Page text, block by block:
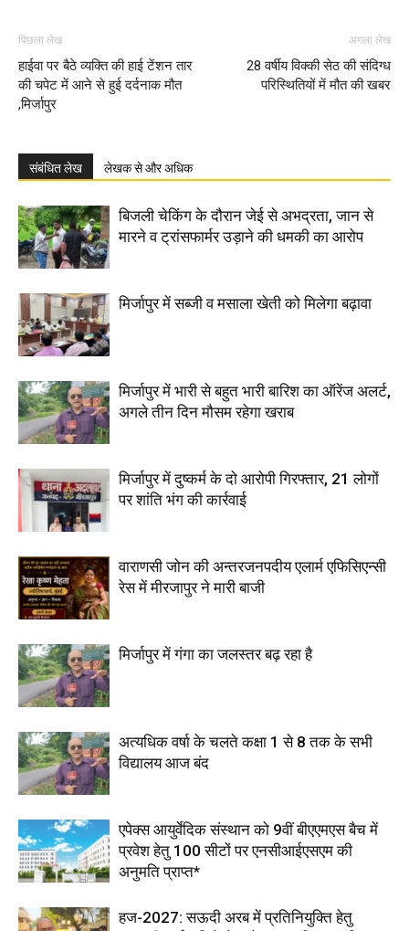
पिछला लेख
हाईवा पर बैठे व्यक्ति की हाई टेंशन तार
की चपेट में आने से हुई दर्दनाक मौत
,मिर्जापुर
अगला लेख
28 वर्षीय विक्की सेठ की संदिग्ध
परिस्थितियों में मौत की खबर
संबंधित लेख लेखक से और अधिक
बिजली चेकिंग के दौरान जेई से अभद्रता, जान से
मारने व ट्रांसफार्मर उड़ाने की धमकी का आरोप
मिर्जापुर में सब्जी व मसाला खेती को मिलेगा बढ़ावा
मिर्जापुर में भारी से बहुत भारी बारिश का ऑरेंज अलर्ट,
अगले तीन दिन मौसम रहेगा खराब
मिर्जापुर में दुष्कर्म के दो आरोपी गिरफ्तार, 21 लोगों
पर शांति भंग की कार्रवाई
वाराणसी जोन की अन्तरजनपदीय एलार्म एफिसिएन्सी
रेस में मीरजापुर ने मारी बाजी
मिर्जापुर में गंगा का जलस्तर बढ़ रहा है
अत्यधिक वर्षा के चलते कक्षा 1 से 8 तक के सभी
विद्यालय आज बंद
एपेक्स आयुर्वेदिक संस्थान को 9वीं बीएएमएस बैच में
प्रवेश हेतु 100 सीटों पर एनसीआईएसएम की
अनुमति प्राप्त*
हज-2027: सऊदी अरब में प्रतिनियुक्ति हेतु